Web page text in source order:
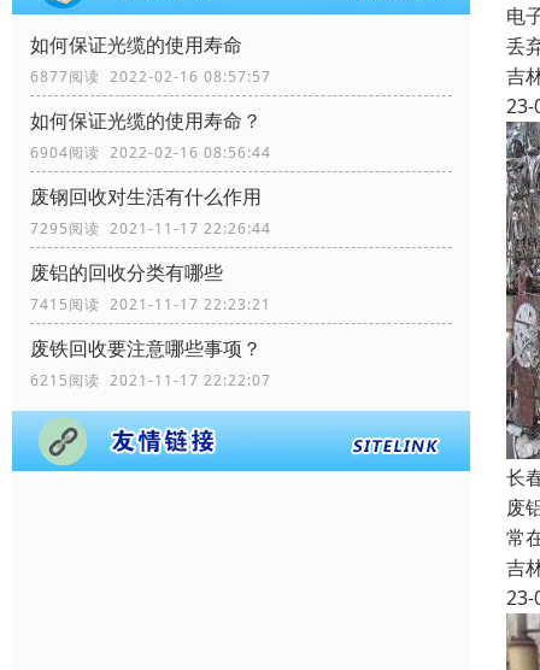
如何保证光缆的使用寿命
6877阅读 2022-02-16 08:57:57
如何保证光缆的使用寿命？
6904阅读 2022-02-16 08:56:44
废钢回收对生活有什么作用
7295阅读 2021-11-17 22:26:44
废铝的回收分类有哪些
7415阅读 2021-11-17 22:23:21
废铁回收要注意哪些事项？
6215阅读 2021-11-17 22:22:07
电
丢
吉
23-
长
废
常
吉
23-